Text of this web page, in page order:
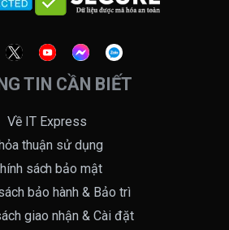
TIN CẦN BIẾT
Về IT Express
thuận sử dụng
sách bảo mật
bảo hành & Bảo trì
giao nhận & Cài đặt